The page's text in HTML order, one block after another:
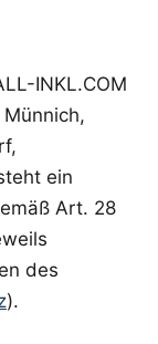
INKL.COM
ein
Art. 28
des
).